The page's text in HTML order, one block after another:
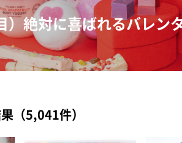
）絶対に喜ばれるバレ
（5,041件）